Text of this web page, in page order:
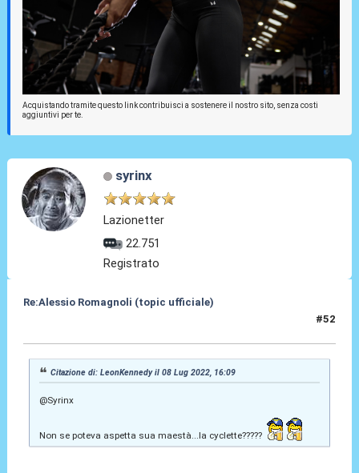
Acquistando tramite questo link contribuisci a sostenere il nostro sito, senza costi
aggiuntivi per te.
syrinx
Lazionetter
22.751
Registrato
Re:Alessio Romagnoli (topic ufficiale)
#52
Citazione di: LeonKennedy il 08 Lug 2022, 16:09
@Syrinx
Non se poteva aspetta sua maestà...la cyclette?????